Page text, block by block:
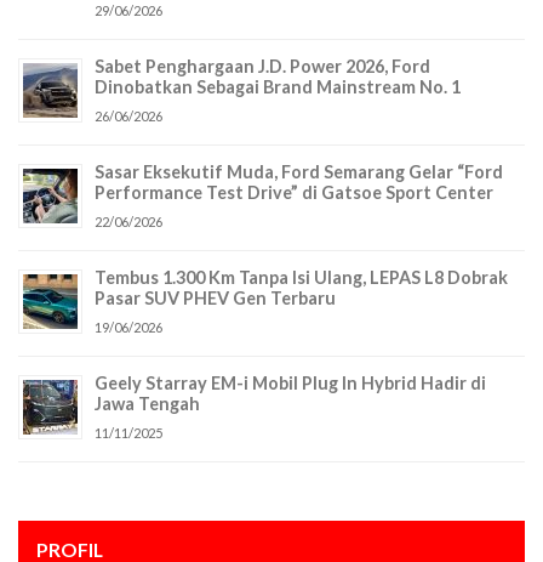
29/06/2026
Sabet Penghargaan J.D. Power 2026, Ford
Dinobatkan Sebagai Brand Mainstream No. 1
26/06/2026
Sasar Eksekutif Muda, Ford Semarang Gelar “Ford
Performance Test Drive” di Gatsoe Sport Center
22/06/2026
Tembus 1.300 Km Tanpa Isi Ulang, LEPAS L8 Dobrak
Pasar SUV PHEV Gen Terbaru
19/06/2026
Geely Starray EM-i Mobil Plug In Hybrid Hadir di
Jawa Tengah
11/11/2025
PROFIL